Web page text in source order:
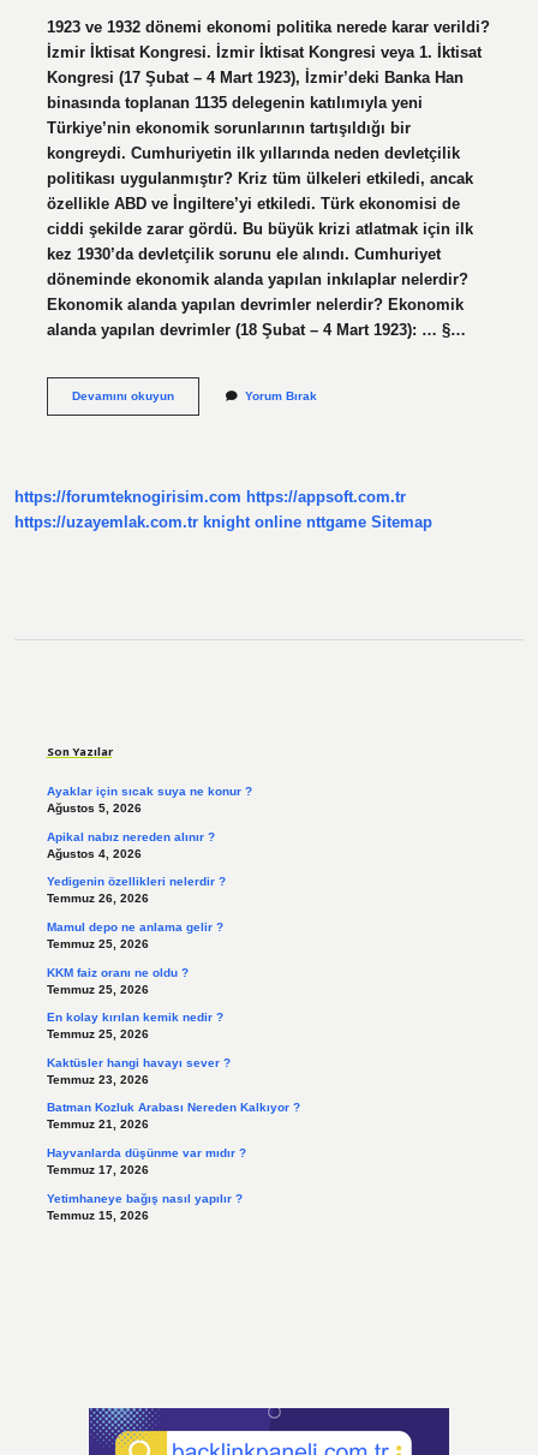
1923 ve 1932 dönemi ekonomi politika nerede karar verildi?
İzmir İktisat Kongresi. İzmir İktisat Kongresi veya 1. İktisat
Kongresi (17 Şubat – 4 Mart 1923), İzmir’deki Banka Han
binasında toplanan 1135 delegenin katılımıyla yeni
Türkiye’nin ekonomik sorunlarının tartışıldığı bir
kongreydi. Cumhuriyetin ilk yıllarında neden devletçilik
politikası uygulanmıştır? Kriz tüm ülkeleri etkiledi, ancak
özellikle ABD ve İngiltere’yi etkiledi. Türk ekonomisi de
ciddi şekilde zarar gördü. Bu büyük krizi atlatmak için ilk
kez 1930’da devletçilik sorunu ele alındı. Cumhuriyet
döneminde ekonomik alanda yapılan inkılaplar nelerdir?
Ekonomik alanda yapılan devrimler nelerdir? Ekonomik
alanda yapılan devrimler (18 Şubat – 4 Mart 1923): … §…
Devamını okuyunCumhuriyetin
Izlenmiştir
Yorum Bırak
https://forumteknogirisim.com https://appsoft.com.tr
https://uzayemlak.com.tr knight online nttgame Sitemap
Son Yazılar
Ayaklar için sıcak suya ne konur ?
Ağustos 5, 2026
Apikal nabız nereden alınır ?
Ağustos 4, 2026
Yedigenin özellikleri nelerdir ?
Temmuz 26, 2026
Mamul depo ne anlama gelir ?
Temmuz 25, 2026
KKM faiz oranı ne oldu ?
Temmuz 25, 2026
En kolay kırılan kemik nedir ?
Temmuz 25, 2026
Kaktüsler hangi havayı sever ?
Temmuz 23, 2026
Batman Kozluk Arabası Nereden Kalkıyor ?
Temmuz 21, 2026
Hayvanlarda düşünme var mıdır ?
Temmuz 17, 2026
Yetimhaneye bağış nasıl yapılır ?
Temmuz 15, 2026